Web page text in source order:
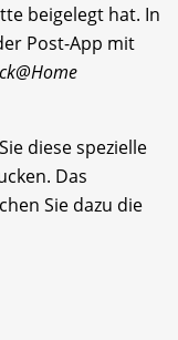
beigelegt hat. In
Post-App mit
diese spezielle
Das
Sie dazu die